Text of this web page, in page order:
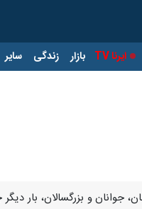
ایرنا TV بازار زندگی سایر
نوجوانان، جوانان و